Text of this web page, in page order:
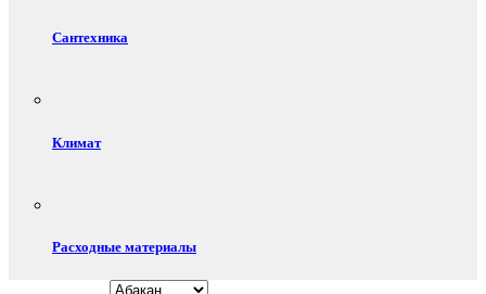
Сантехника
Климат
Расходные материалы